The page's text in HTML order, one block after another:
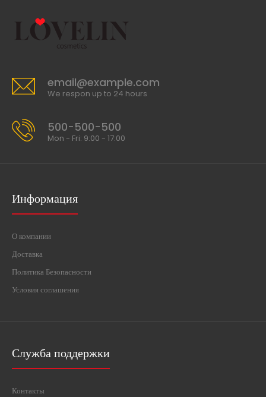
email@example.com
We respon up to 24 hours
500-500-500
Mon - Fri: 9:00 - 17:00
Информация
О компании
Доставка
Политика Безопасности
Условия соглашения
Служба поддержки
Контакты